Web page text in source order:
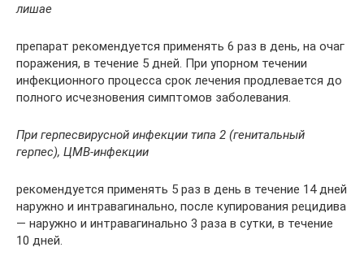
лишае
препарат рекомендуется применять 6 раз в день, на очаг
поражения, в течение 5 дней. При упорном течении
инфекционного процесса срок лечения продлевается до
полного исчезновения симптомов заболевания.
При герпесвирусной инфекции типа 2 (генитальный
герпес), ЦМВ-инфекции
рекомендуется применять 5 раз в день в течение 14 дней
наружно и интравагинально, после купирования рецидива
— наружно и интравагинально 3 раза в сутки, в течение
10 дней.